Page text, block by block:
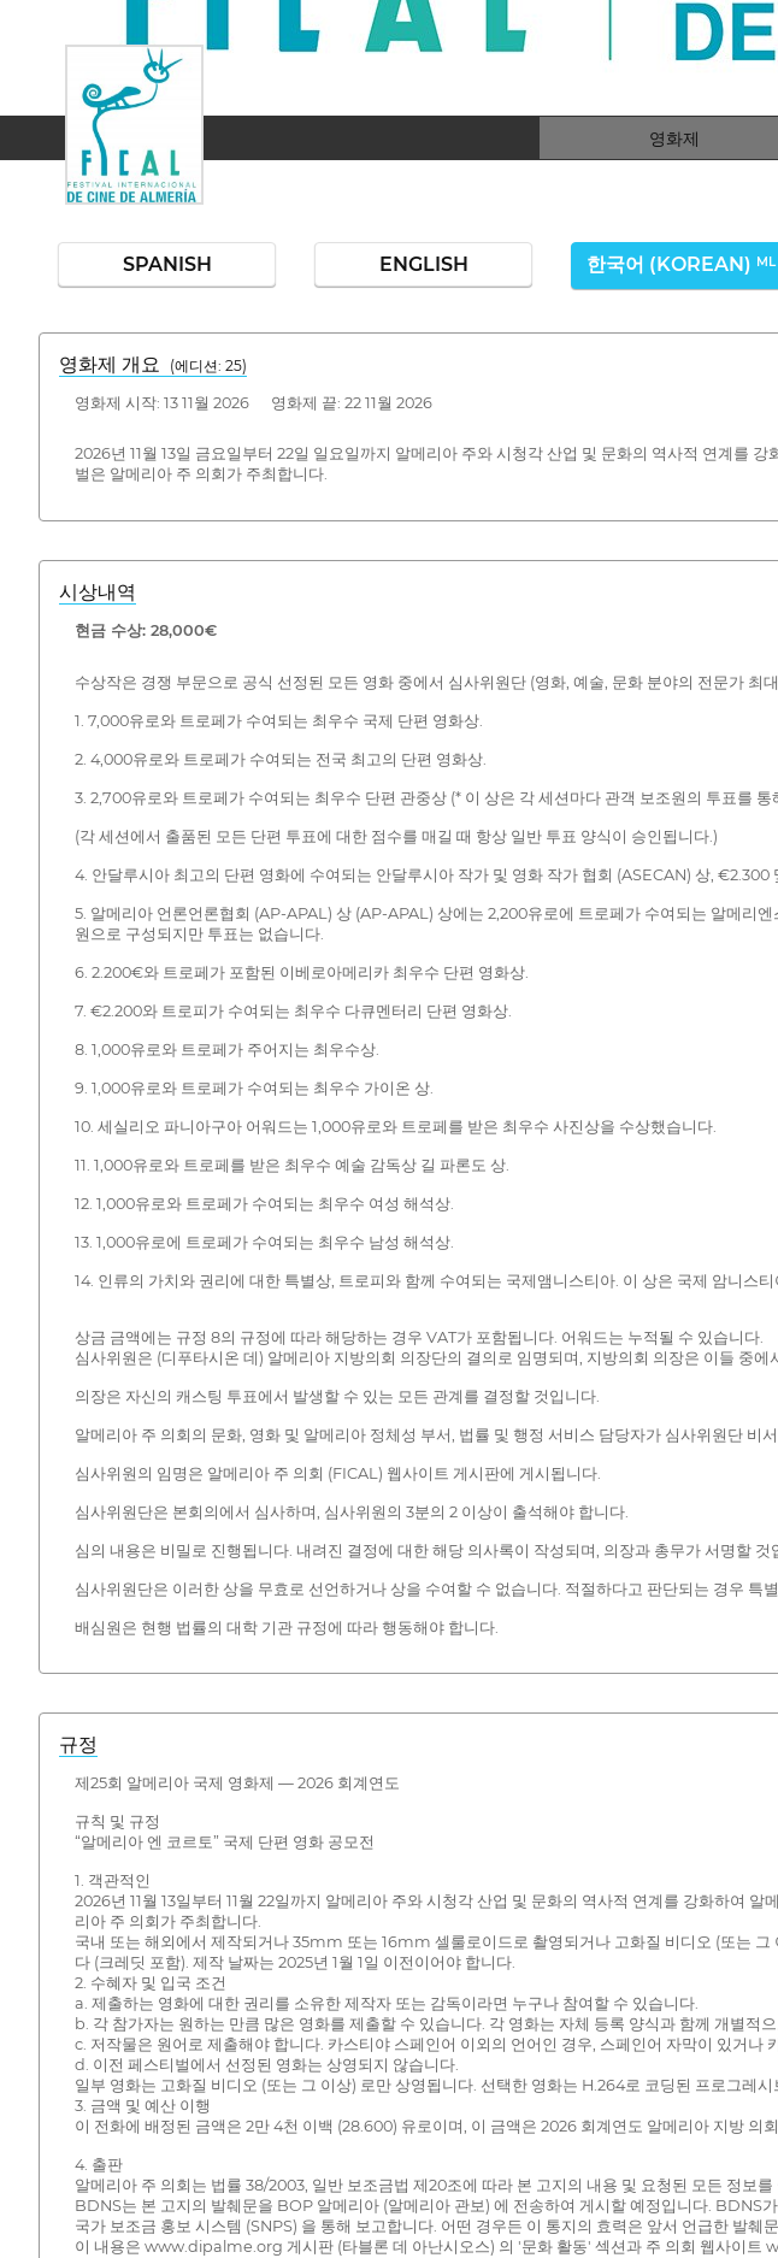
영화제
SPANISH ENGLISH 한국어 (KOREAN) ML
영화제 개요 (에디션: 25)
영화제 시작: 13 11월 2026 영화제 끝: 22 11월 2026
2026년 11월 13일 금요일부터 22일 일요일까지 알메리아 주와 시청각 산업 및 문화의 역사적 연계를
벌은 알메리아 주 의회가 주최합니다.
시상내역
현금 수상: 28,000€
수상작은 경쟁 부문으로 공식 선정된 모든 영화 중에서 심사위원단 (영화, 예술, 문화 분야의 전문가
1. 7,000유로와 트로페가 수여되는 최우수 국제 단편 영화상.
2. 4,000유로와 트로페가 수여되는 전국 최고의 단편 영화상.
3. 2,700유로와 트로페가 수여되는 최우수 단편 관중상 (* 이 상은 각 세션마다 관객 보조원의 투표를 통
(각 세션에서 출품된 모든 단편 투표에 대한 점수를 매길 때 항상 일반 투표 양식이 승인됩니다.)
4. 안달루시아 최고의 단편 영화에 수여되는 안달루시아 작가 및 영화 작가 협회 (ASECAN) 상, €2.300
5. 알메리아 언론언론협회 (AP-APAL) 상 (AP-APAL) 상에는 2,200유로에 트로페가 수여되는 알메리
원으로 구성되지만 투표는 없습니다.
6. 2.200€와 트로페가 포함된 이베로아메리카 최우수 단편 영화상.
7. €2.200와 트로피가 수여되는 최우수 다큐멘터리 단편 영화상.
8. 1,000유로와 트로페가 주어지는 최우수상.
9. 1,000유로와 트로페가 수여되는 최우수 가이온 상.
10. 세실리오 파니아구아 어워드는 1,000유로와 트로페를 받은 최우수 사진상을 수상했습니다.
11. 1,000유로와 트로페를 받은 최우수 예술 감독상 길 파론도 상.
12. 1,000유로와 트로페가 수여되는 최우수 여성 해석상.
13. 1,000유로에 트로페가 수여되는 최우수 남성 해석상.
14. 인류의 가치와 권리에 대한 특별상, 트로피와 함께 수여되는 국제앰니스티아. 이 상은 국제 암니스
상금 금액에는 규정 8의 규정에 따라 해당하는 경우 VAT가 포함됩니다. 어워드는 누적될 수 있습니다.
심사위원은 (디푸타시온 데) 알메리아 지방의회 의장단의 결의로 임명되며, 지방의회 의장은 이들 중에
의장은 자신의 캐스팅 투표에서 발생할 수 있는 모든 관계를 결정할 것입니다.
알메리아 주 의회의 문화, 영화 및 알메리아 정체성 부서, 법률 및 행정 서비스 담당자가 심사위원단 비
심사위원의 임명은 알메리아 주 의회 (FICAL) 웹사이트 게시판에 게시됩니다.
심사위원단은 본회의에서 심사하며, 심사위원의 3분의 2 이상이 출석해야 합니다.
심의 내용은 비밀로 진행됩니다. 내려진 결정에 대한 해당 의사록이 작성되며, 의장과 총무가 서명할 것
심사위원단은 이러한 상을 무효로 선언하거나 상을 수여할 수 없습니다. 적절하다고 판단되는 경우 특
배심원은 현행 법률의 대학 기관 규정에 따라 행동해야 합니다.
규정
제25회 알메리아 국제 영화제 — 2026 회계연도
규칙 및 규정
“알메리아 엔 코르토” 국제 단편 영화 공모전
1. 객관적인
2026년 11월 13일부터 11월 22일까지 알메리아 주와 시청각 산업 및 문화의 역사적 연계를 강화하여
리아 주 의회가 주최합니다.
국내 또는 해외에서 제작되거나 35mm 또는 16mm 셀룰로이드로 촬영되거나 고화질 비디오 (또는
다 (크레딧 포함). 제작 날짜는 2025년 1월 1일 이전이어야 합니다.
2. 수혜자 및 입국 조건
a. 제출하는 영화에 대한 권리를 소유한 제작자 또는 감독이라면 누구나 참여할 수 있습니다.
b. 각 참가자는 원하는 만큼 많은 영화를 제출할 수 있습니다. 각 영화는 자체 등록 양식과 함께 개별적
c. 저작물은 원어로 제출해야 합니다. 카스티야 스페인어 이외의 언어인 경우, 스페인어 자막이 있거나
d. 이전 페스티벌에서 선정된 영화는 상영되지 않습니다.
일부 영화는 고화질 비디오 (또는 그 이상) 로만 상영됩니다. 선택한 영화는 H.264로 코딩된 프로그레
3. 금액 및 예산 이행
이 전화에 배정된 금액은 2만 4천 이백 (28.600) 유로이며, 이 금액은 2026 회계연도 알메리아 지방
4. 출판
알메리아 주 의회는 법률 38/2003, 일반 보조금법 제20조에 따라 본 고지의 내용 및 요청된 모든 정보
BDNS는 본 고지의 발췌문을 BOP 알메리아 (알메리아 관보) 에 전송하여 게시할 예정입니다.
국가 보조금 홍보 시스템 (SNPS) 을 통해 보고합니다. 어떤 경우든 이 통지의 효력은 앞서 언급한 발
이 내용은 www.dipalme.org 게시판 (타블론 데 아난시오스) 의 '문화 활동' 섹션과 주 의회 웹사이